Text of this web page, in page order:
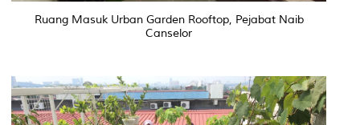
Ruang Masuk Urban Garden Rooftop, Pejabat Naib
Canselor